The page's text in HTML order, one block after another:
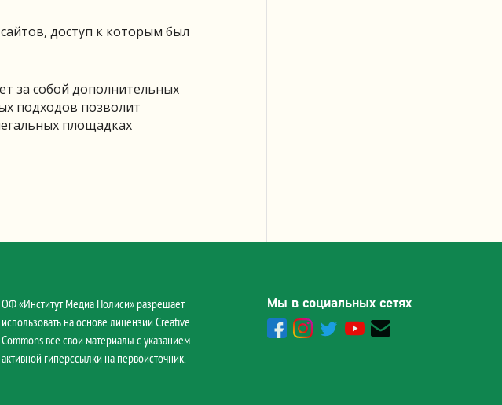
доступ к которым был
за собой дополнительных
подходов позволит
площадках
ОФ «Институт Медиа Полиси» разрешает
использовать на основе лицензии Creative
Commons все свои материалы с указанием
активной гиперссылки на первоисточник.
Мы в социальных сетях